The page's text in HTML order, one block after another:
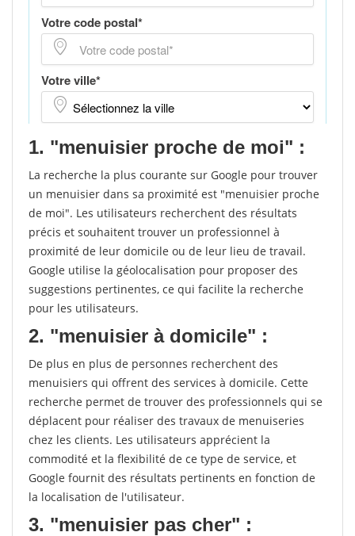
1. "menuisier proche de moi" :
La recherche la plus courante sur Google pour trouver
un menuisier dans sa proximité est "menuisier proche
de moi". Les utilisateurs recherchent des résultats
précis et souhaitent trouver un professionnel à
proximité de leur domicile ou de leur lieu de travail.
Google utilise la géolocalisation pour proposer des
suggestions pertinentes, ce qui facilite la recherche
pour les utilisateurs.
2. "menuisier à domicile" :
De plus en plus de personnes recherchent des
menuisiers qui offrent des services à domicile. Cette
recherche permet de trouver des professionnels qui se
déplacent pour réaliser des travaux de menuiseries
chez les clients. Les utilisateurs apprécient la
commodité et la flexibilité de ce type de service, et
Google fournit des résultats pertinents en fonction de
la localisation de l'utilisateur.
3. "menuisier pas cher" :